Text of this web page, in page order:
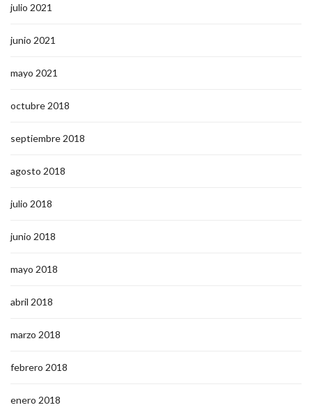
julio 2021
junio 2021
mayo 2021
octubre 2018
septiembre 2018
agosto 2018
julio 2018
junio 2018
mayo 2018
abril 2018
marzo 2018
febrero 2018
enero 2018